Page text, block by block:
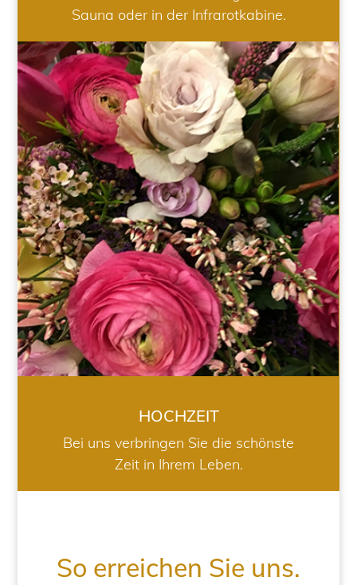
Sauna oder in der Infrarotkabine.
HOCHZEIT
HOCHZEIT
Bei uns verbringen Sie die schönste
Zeit in Ihrem Leben.
So erreichen Sie uns.